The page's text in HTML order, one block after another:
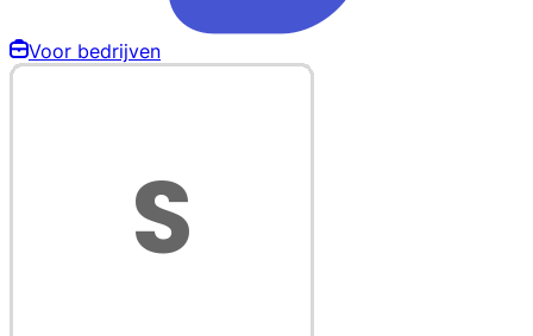
Voor bedrijven